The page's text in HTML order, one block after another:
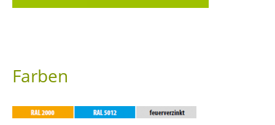
Farben